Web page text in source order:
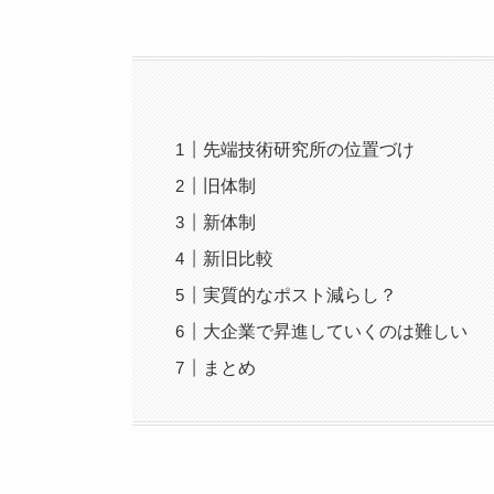
先端技術研究所の位置づけ
旧体制
新体制
新旧比較
実質的なポスト減らし？
大企業で昇進していくのは難しい
まとめ